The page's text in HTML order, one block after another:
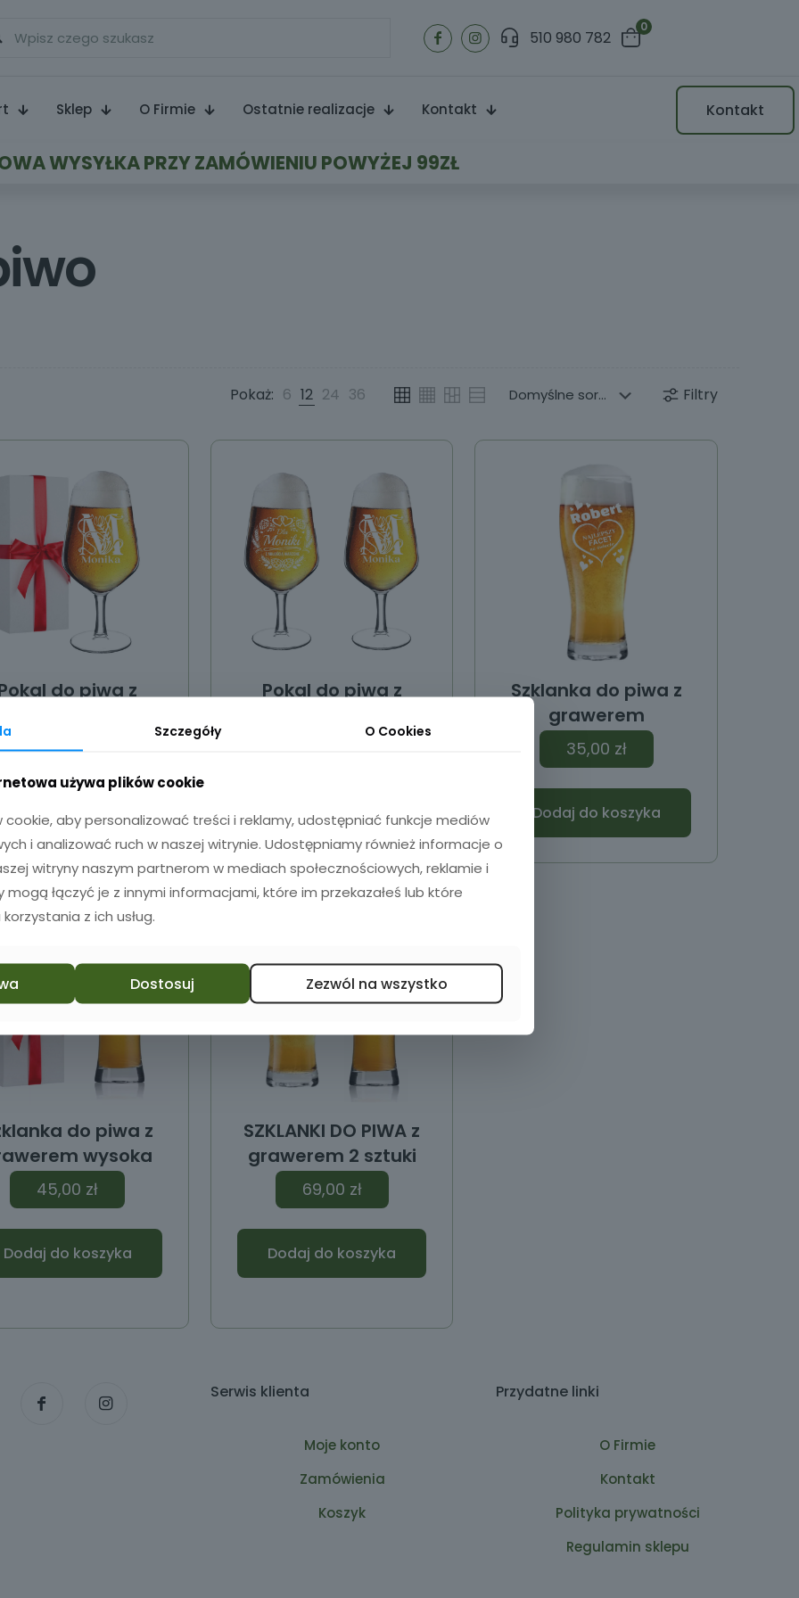
510 980 782
0
Sklep O Firmie Ostatnie realizacje Kontakt Kontakt
WYSYŁKA PRZY ZAMÓWIENIU POWYŻEJ 99ZŁ
Pokaż: 6 12 24 36 Filtry
do piwa z
45,00
Dodaj do koszyka
Pokal do piwa z
Dodaj do koszyka
Szklanka do piwa z
grawerem
35,00 zł
Dodaj do koszyka
do piwa z
wysoka
45,00 zł
Dodaj do koszyka
SZKLANKI DO PIWA z
grawerem 2 sztuki
69,00 zł
Dodaj do koszyka
Serwis klienta
Moje konto
Zamówienia
Koszyk
Przydatne linki
O Firmie
Kontakt
Polityka prywatności
Regulamin sklepu
Szczegóły O Cookies
używa plików cookie
cookie, aby personalizować treści i reklamy, udostępniać funkcje mediów
i analizować ruch w naszej witrynie. Udostępniamy również informacje o
witryny naszym partnerom w mediach społecznościowych, reklamie i
mogą łączyć je z innymi informacjami, które im przekazałeś lub które
z ich usług.
Dostosuj Zezwól na wszystko